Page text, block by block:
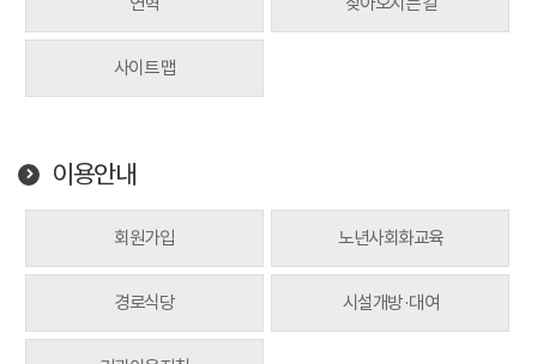
사이트 맵
이용안내
회원가입 노년사회화교육
경로식당 시설개방·대여